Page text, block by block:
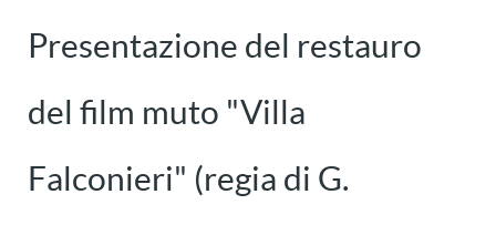
Presentazione del restauro
del film muto "Villa
Falconieri" (regia di G.